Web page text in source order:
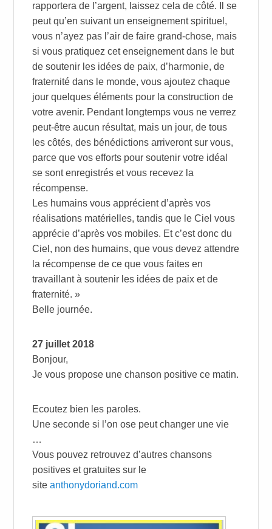
rapportera de l’argent, laissez cela de côté. Il se
peut qu’en suivant un enseignement spirituel,
vous n’ayez pas l’air de faire grand-chose, mais
si vous pratiquez cet enseignement dans le but
de soutenir les idées de paix,d’harmonie, de
fraternité dans le monde, vous ajoutez chaque
jour quelques éléments pour la construction de
votre avenir. Pendant longtemps vous ne verrez
peut-être aucun résultat, mais un jour, de tous
les côtés, des bénédictions arriveront sur vous,
parce que vos efforts pour soutenir votre idéal
se sont enregistrés et vous recevez la
récompense.
Les humains vous apprécient d’après vos
réalisations matérielles, tandis que le Ciel vous
apprécie d’après vos mobiles. Et c’est donc du
Ciel, non des humains, que vous devez attendre
la récompense de ce que vous faites en
travaillant à soutenir les idées de paix et de
fraternité. »
Belle journée.
27 juillet 2018
Bonjour,
Je vous propose une chanson positive ce matin.
Ecoutez bien les paroles.
Une seconde si l’on ose peut changer une vie
…
Vous pouvez retrouvez d’autres chansons
positives et gratuites sur le
siteanthonydoriand.com